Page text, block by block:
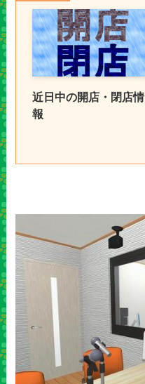
近日中の開店・閉店情
報